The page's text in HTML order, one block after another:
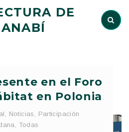
DE
en el Foro
en Polonia
, Noticias , Participación
, Todas